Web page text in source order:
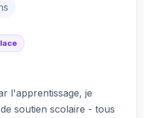
l'apprentissage, je
soutien scolaire - tous